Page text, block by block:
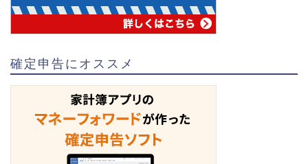
確定申告にオススメ